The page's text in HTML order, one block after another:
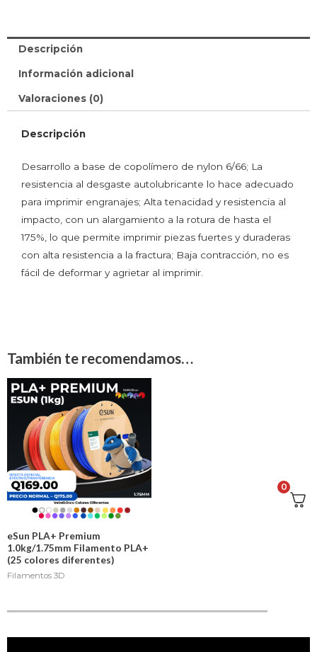
Descripción
Información adicional
Valoraciones (0)
Descripción
Desarrollo a base de copolímero de nylon 6/66; La
resistencia al desgaste autolubricante lo hace adecuado
para imprimir engranajes; Alta tenacidad y resistencia al
impacto, con un alargamiento a la rotura de hasta el
175%, lo que permite imprimir piezas fuertes y duraderas
con alta resistencia a la fractura; Baja contracción, no es
fácil de deformar y agrietar al imprimir.
También te recomendamos…
eSun PLA+ Premium
1.0kg/1.75mm Filamento PLA+
(25 colores diferentes)
Filamentos 3D
0